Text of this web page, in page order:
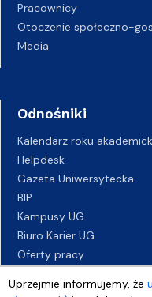
Uprzejmie informujemy, że
Pracownicy
Otoczenie społeczno-
Media
Odnośniki
Kalendarz roku
Helpdesk
Gazeta Uniwersytecka
BIP
Kampusy UG
Biuro Karier UG
Oferty pracy